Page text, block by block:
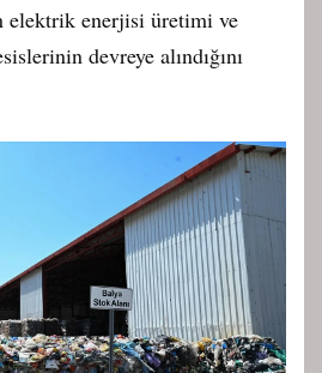
elektrik enerjisi üretimi ve
devreye alındığını